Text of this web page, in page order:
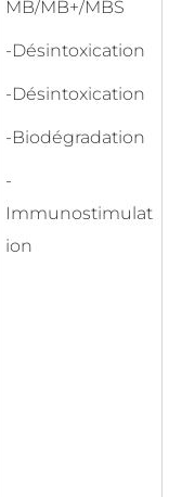
MB/MB+/MBS
-Désintoxication
-Désintoxication
-Biodégradation
-
Immunostimulat
ion